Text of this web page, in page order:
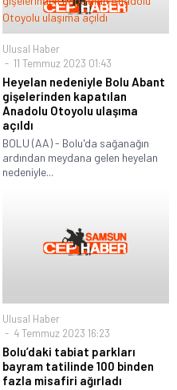
Ulusal Haber
11 Temmuz 2023 01:43
Heyelan nedeniyle Bolu Abant
gişelerinden kapatılan
Anadolu Otoyolu ulaşıma
açıldı
BOLU (AA) - Bolu'da sağanağın
ardından meydana gelen heyelan
nedeniyle...
Ulusal Haber
4 Temmuz 2023 16:23
Bolu’daki tabiat parkları
bayram tatilinde 100 binden
fazla misafiri ağırladı